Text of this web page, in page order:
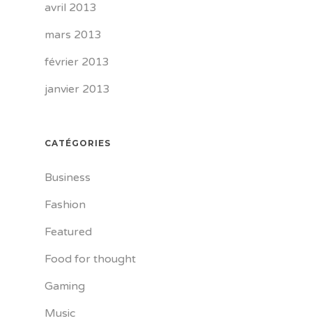
avril 2013
mars 2013
février 2013
janvier 2013
CATÉGORIES
Business
Fashion
Featured
Food for thought
Gaming
Music